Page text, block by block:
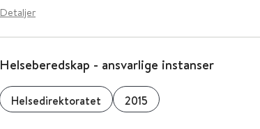
Detaljer
Helseberedskap - ansvarlige instanser
Helsedirektoratet 2015